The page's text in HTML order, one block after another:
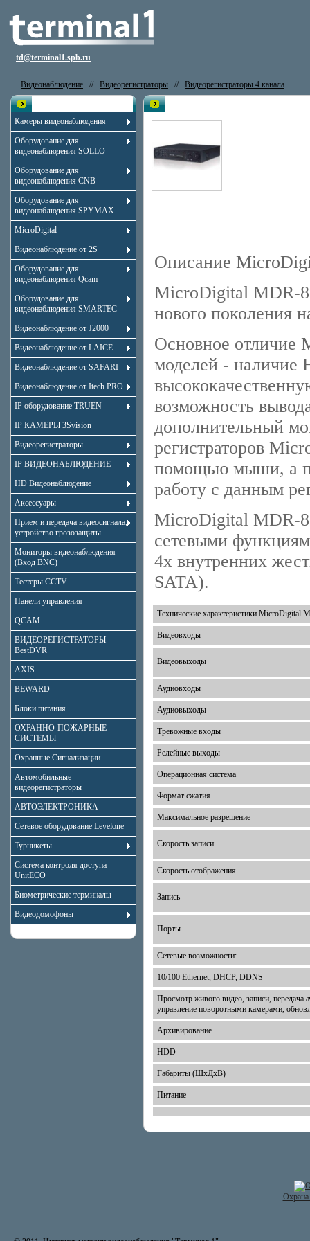
td@terminal1.spb.ru
Видеонаблюдение // Видеорегистраторы // Видеорегистраторы 4 канала
Камеры видеонаблюдения
Оборудование для
видеонаблюдения SOLLO
Оборудование для
видеонаблюдения CNB
Оборудование для
видеонаблюдения SPYMAX
MicroDigital
Видеонаблюдение от 2S
Оборудование для
видеонаблюдения Qcam
Оборудование для
видеонаблюдения SMARTEC
Видеонаблюдение от J2000
Видеонаблюдение от LAICE
Видеонаблюдение от SAFARI
Видеонаблюдение от Itech PRO
IP оборудование TRUEN
IP КАМЕРЫ 3Svision
Видеорегистраторы
IP ВИДЕОНАБЛЮДЕНИЕ
HD Видеонаблюдение
Аксессуары
Прием и передача видеосигнала,
устройство грозозащиты
Мониторы видеонаблюдения
(Вход BNC)
Тестеры CCTV
Панели управления
QCAM
ВИДЕОРЕГИСТРАТОРЫ
BestDVR
AXIS
BEWARD
Блоки питания
ОХРАННО-ПОЖАРНЫЕ
СИСТЕМЫ
Охранные Сигнализации
Автомобильные
видеорегистраторы
АВТОЭЛЕКТРОНИКА
Сетевое оборудование Levelone
Турникеты
Система контроля доступа
UnitECO
Биометрические терминалы
Видеодомофоны
Описание
MicroDigital MDR-
нового поколения
Основное отличие
моделей - наличие
возможность
дополнительный
регистраторов
помощью мыши, а
работу с данным
MicroDigital MDR-
сетевыми
4х внутренних
SATA).
Технические характеристики MicroDigital
Видеовходы
Видеовыходы
Аудиовходы
Аудиовыходы
Тревожные входы
Релейные выходы
Операционная система
Формат сжатия
Максимальное разрешение
Скорость записи
Скорость отображения
Запись
Порты
Сетевые возможности:
10/100 Ethernet, DHCP, DDNS
Просмотр живого видео, записи, передача
управление поворотными камерами,
Архивирование
HDD
Габариты (ШхДхВ)
Питание